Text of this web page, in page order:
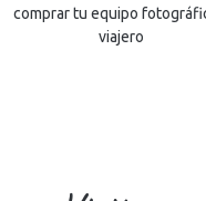
comprar tu equipo
viajero